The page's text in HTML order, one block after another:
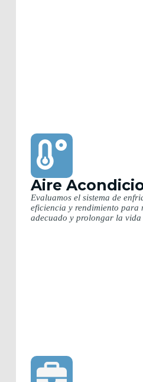
Aire
Evaluamos el sistema de
eficiencia y rendimiento para
adecuado y prolongar la